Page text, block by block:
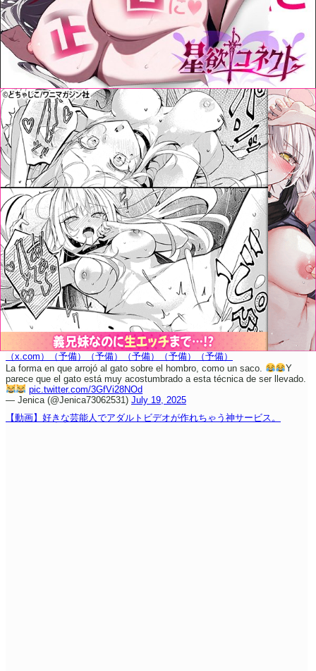
（x.com） （予備） （予備） （予備） （予備）
（予備）
La forma en que arrojó al gato sobre el hombro, como un saco.
Y
parece que el gato está muy acostumbrado a esta técnica de ser llevado.
pic.twitter.com/3GfVi28NOd
— Jenica (@Jenica73062531) July 19, 2025
【動画】好きな芸能人でアダルトビデオが作れちゃう神サービス。